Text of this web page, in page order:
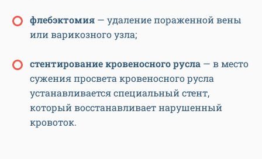
флебэктомия — удаление пораженной вены
или варикозного узла;
стентирование кровеносного русла — в место
сужения просвета кровеносного русла
устанавливается специальный стент,
который восстанавливает нарушенный
кровоток.